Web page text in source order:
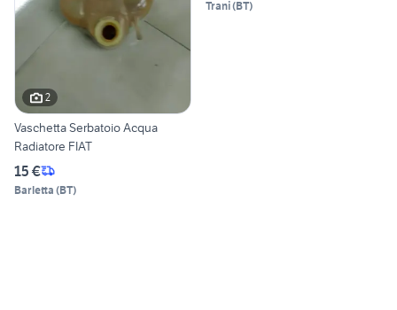
2
Vaschetta Serbatoio Acqua
Radiatore FIAT
15 €
Barletta (BT)
Trani(BT)